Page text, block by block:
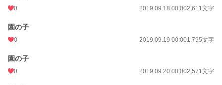
0 2019.09.18 00:002,611文字
園の子
0 2019.09.19 00:001,795文字
園の子
0 2019.09.20 00:002,571文字